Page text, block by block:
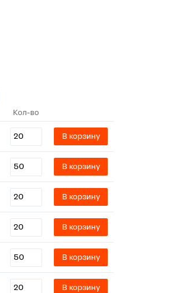
Кол-во
В корзину
В корзину
В корзину
В корзину
В корзину
В корзину